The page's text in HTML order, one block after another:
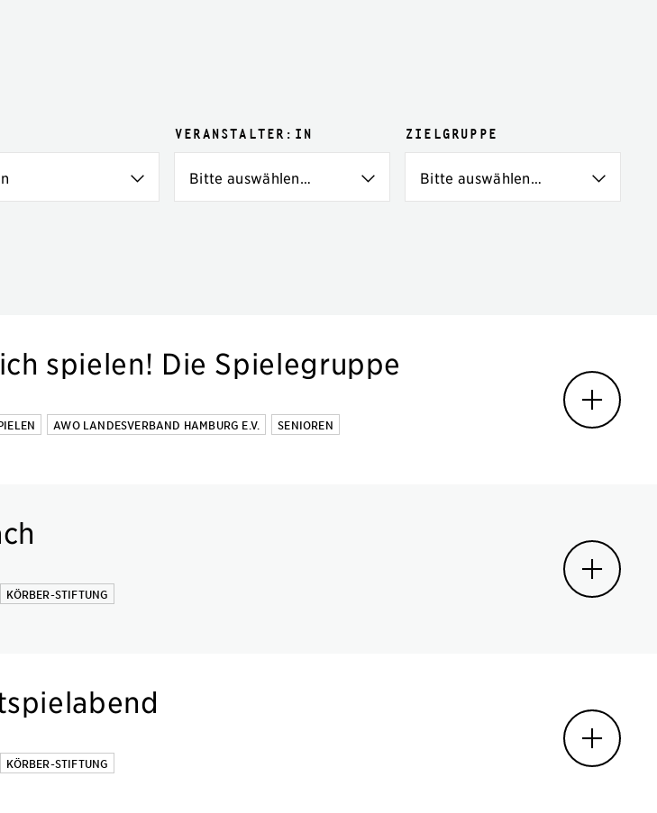
Veranstalter:in Zielgruppe
spielen! Die Spielegruppe
AWO LANDESVERBAND HAMBURG E.V. SENIOREN
KÖRBER-STIFTUNG
KÖRBER-STIFTUNG